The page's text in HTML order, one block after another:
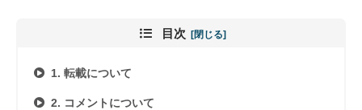
目次
1. 転載について
2. コメントについて